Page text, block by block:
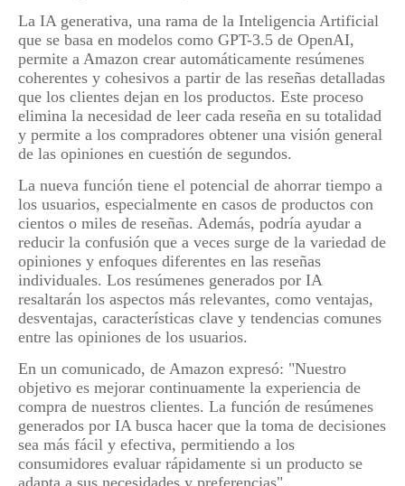
La IA generativa, una rama de la Inteligencia Artificial
que se basa en modelos como GPT-3.5 de OpenAI,
permite a Amazon crear automáticamente resúmenes
coherentes y cohesivos a partir de las reseñas detalladas
que los clientes dejan en los productos. Este proceso
elimina la necesidad de leer cada reseña en su totalidad
y permite a los compradores obtener una visión general
de las opiniones en cuestión de segundos.
La nueva función tiene el potencial de ahorrar tiempo a
los usuarios, especialmente en casos de productos con
cientos o miles de reseñas. Además, podría ayudar a
reducir la confusión que a veces surge de la variedad de
opiniones y enfoques diferentes en las reseñas
individuales. Los resúmenes generados por IA
resaltarán los aspectos más relevantes, como ventajas,
desventajas, características clave y tendencias comunes
entre las opiniones de los usuarios.
En un comunicado, de Amazon expresó: "Nuestro
objetivo es mejorar continuamente la experiencia de
compra de nuestros clientes. La función de resúmenes
generados por IA busca hacer que la toma de decisiones
sea más fácil y efectiva, permitiendo a los
consumidores evaluar rápidamente si un producto se